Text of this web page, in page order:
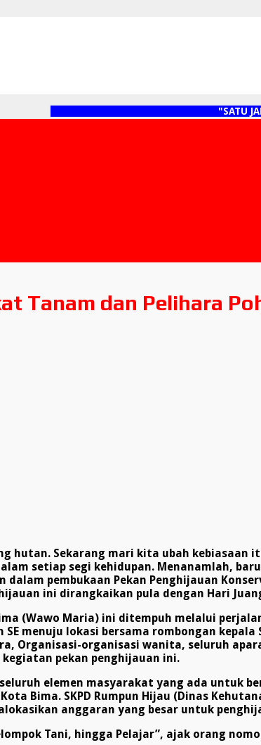
"SATU JARI
Tanam dan Pelihara
hutan. Sekarang mari kita ubah kebiasaan
setiap segi kehidupan. Menanamlah,
pembukaan Pekan Penghijauan
ini dirangkaikan pula dengan Hari
(Wawo Maria) ini ditempuh melalui
SE menuju lokasi bersama rombongan
Organisasi-organisasi wanita, seluruh
pekan penghijauan ini.
elemen masyarakat yang ada untuk
Bima. SKPD Rumpun Hijau (Dinas
anggaran yang besar untuk
Tani, hingga Pelajar”, ajak orang n